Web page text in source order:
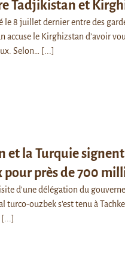
Tadjikistan et
le 8 juillet dernier entre des
accuse le Kirghizstan d’avoir
Selon…
[...]
et la Turquie
pour près de 700
d'une délégation du
turco-ouzbek s'est tenu à
[...]